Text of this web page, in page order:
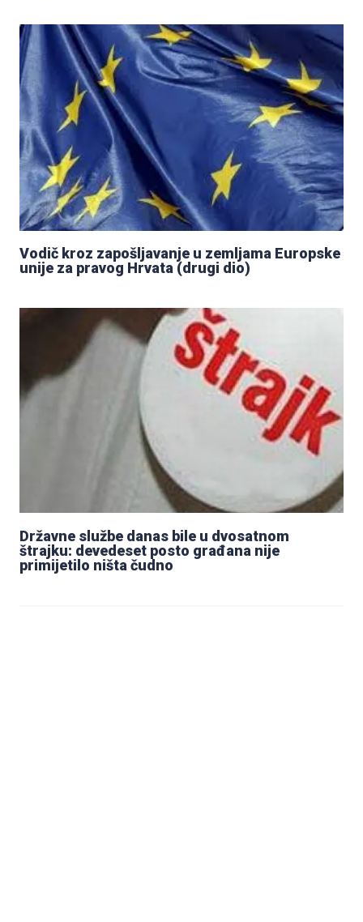
Vodič kroz zapošljavanje u zemljama Europske
unije za pravog Hrvata (drugi dio)
Državne službe danas bile u dvosatnom
štrajku: devedeset posto građana nije
primijetilo ništa čudno